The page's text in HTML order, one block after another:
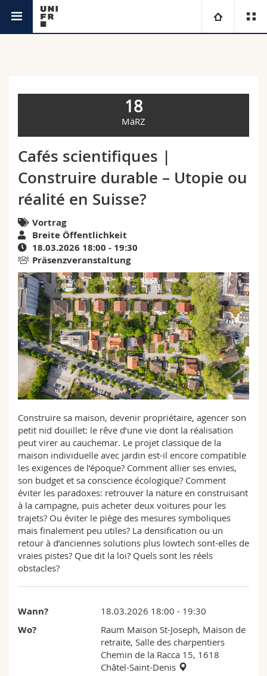
Universität
Wirtschafts- und Sozialwissenschaftliche Fak.
Fak. für Erziehungs- und Bildungswissenschaften
Math.-Nat. und Med. Fak.
Interfakultär
Studierende
Forschende
Mitarbeitende
Doktorierende
Ressourcen
Personenverzeichnis
Bibliotheken
Webmail
Vorlesungsverzeichnis
MyUnifr
18
MäRZ
Cafés scientifiques |
Construire durable – Utopie ou
réalité en Suisse?
Vortrag
Breite Öffentlichkeit
18.03.2026 18:00 - 19:30
Präsenzveranstaltung
Construire sa maison, devenir propriétaire, agencer son
petit nid douillet: le rêve d’une vie dont la réalisation
peut virer au cauchemar. Le projet classique de la
maison individuelle avec jardin est-il encore compatible
les exigences de l’époque? Comment allier ses envies,
son budget et sa conscience écologique? Comment
éviter les paradoxes: retrouver la nature en construisant
à la campagne, puis acheter deux voitures pour les
trajets? Ou éviter le piège des mesures symboliques
mais finalement peu utiles? La densification ou un
retour à d’anciennes solutions plus lowtech sont-elles de
vraies pistes? Que dit la loi? Quels sont les réels
obstacles?
Wann? 18.03.2026 18:00 - 19:30
Wo?
Raum Maison St-Joseph, Maison de
retraite, Salle des charpentiers
Chemin de la Racca 15, 1618
Châtel-Saint-Denis